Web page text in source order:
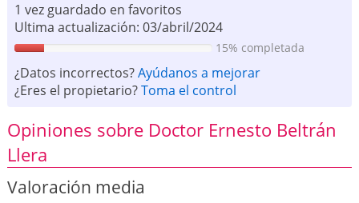
1 vez guardado en favoritos
Ultima actualización: 03/abril/2024
15% completada
¿Datos incorrectos?Ayúdanos a mejorar
¿Eres el propietario?Toma el control
Opiniones sobre Doctor Ernesto Beltrán
Llera
Valoración media